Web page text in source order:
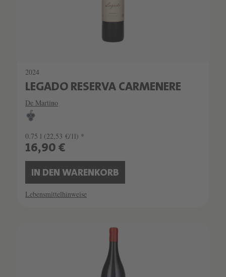
2024
LEGADO RESERVA CARMENERE
De Martino
0.75 l (22,53 €/1l) *
16,90 €
IN DEN WARENKORB
Lebensmittelhinweise